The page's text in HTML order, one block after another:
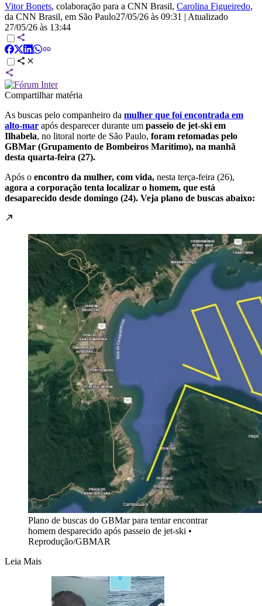
Vitor Bonets, colaboração para a CNN Brasil, Carolina Figueiredo,
da CNN Brasil, em São Paulo27/05/26 às 09:31 | Atualizado
27/05/26 às 13:44
Compartilhar matéria
As buscas pelo companheiro da mulher que foi encontrada em
alto-mar após desparecer durante um passeio de jet-ski em
Ilhabela, no litoral norte de São Paulo, foram retomadas pelo
GBMar (Grupamento de Bombeiros Marítimo), na manhã
desta quarta-feira (27).
Após o encontro da mulher, com vida, nesta terça-feira (26),
agora a corporação tenta localizar o homem, que está
desaparecido desde domingo (24). Veja plano de buscas abaixo:
Plano de buscas do GBMar para tentar encontrar
homem desparecido após passeio de jet-ski •
Reprodução/GBMAR
Leia Mais